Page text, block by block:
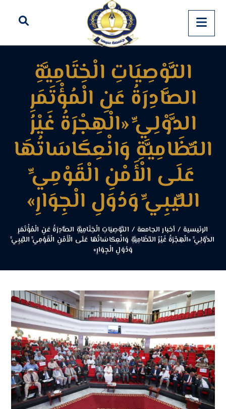
التَّوْصِيَاتِ الْخِتَامِيَّةِ
الصَّادِرَةُ عَنِ الْمُؤْتَمَرِ
الدَّوْلِيِّ «الْهِجْرَةُ غَيْرُ
النِّظَامِيَّةِ وَانْعِكَاسَاتُهَا
عَلَى الْأَمْنِ الْقَوْمِيِّ
اللِّيبِيِّ وَدُوَلِ الْجِوَارِ»
الرئيسية / أخبار الجامعة / التَّوْصِيَاتِ الْخِتَامِيَّةِ الصَّادِرَةُ عَنِ الْمُؤْتَمَرِ
الدَّوْلِيِّ «الْهِجْرَةُ غَيْرُ النِّظَامِيَّةِ وَانْعِكَاسَاتُهَا عَلَى الْأَمْنِ الْقَوْمِيِّ اللِّيبِيِّ
وَدُوَلِ الْجِوَارِ»